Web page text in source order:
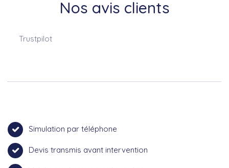
Nos avis clients
Trustpilot
Simulation par téléphone
Devis transmis avant intervention